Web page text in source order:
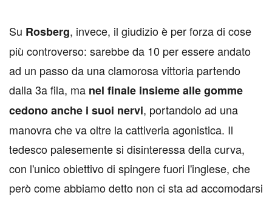
Su Rosberg, invece, il giudizio è per forza di cose
più controverso: sarebbe da 10 per essere andato
ad un passo da una clamorosa vittoria partendo
dalla 3a fila, ma nel finale insieme alle gomme
cedono anche i suoi nervi, portandolo ad una
manovra che va oltre la cattiveria agonistica. Il
tedesco palesemente si disinteressa della curva,
con l'unico obiettivo di spingere fuori l'inglese, che
però come abbiamo detto non ci sta ad accomodarsi